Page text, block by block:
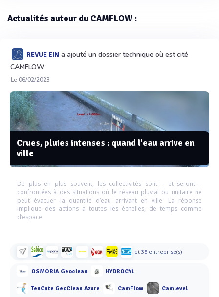
Actualités autour du CAMFLOW :
REVUE EIN a ajouté un dossier technique où est cité
CAMFLOW
Le 06/02/2023
Crues, pluies intenses : quand l'eau arrive en
ville
De plus en plus souvent, les collectivités sont – et seront –
confrontées à des situations où le réseau pluvial ou unitaire ne
peut évacuer la quantité d’eau arrivant en ville. La réponse
implique des actions à toutes les échelles, de temps comme
d’espace.
et 35 entreprise(s)
OSMORIA Geoclean HYDROCYL
TenCate GeoClean Azure CamFlow Camlevel